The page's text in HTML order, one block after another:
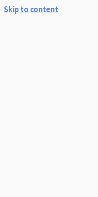
Skip to content